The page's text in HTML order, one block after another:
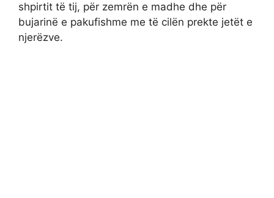
shpirtit të tij, për zemrën e madhe dhe për
bujarinë e pakufishme me të cilën prekte jetët e
njerëzve.